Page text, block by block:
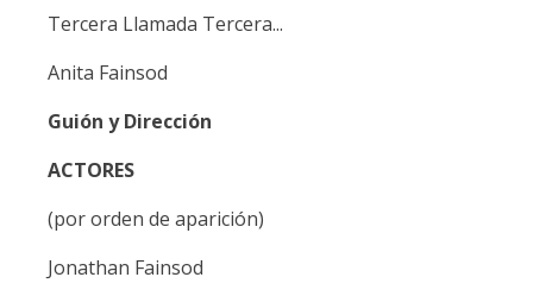
Tercera Llamada Tercera...
Anita Fainsod
Guión y Dirección
ACTORES
(por orden de aparición)
Jonathan Fainsod